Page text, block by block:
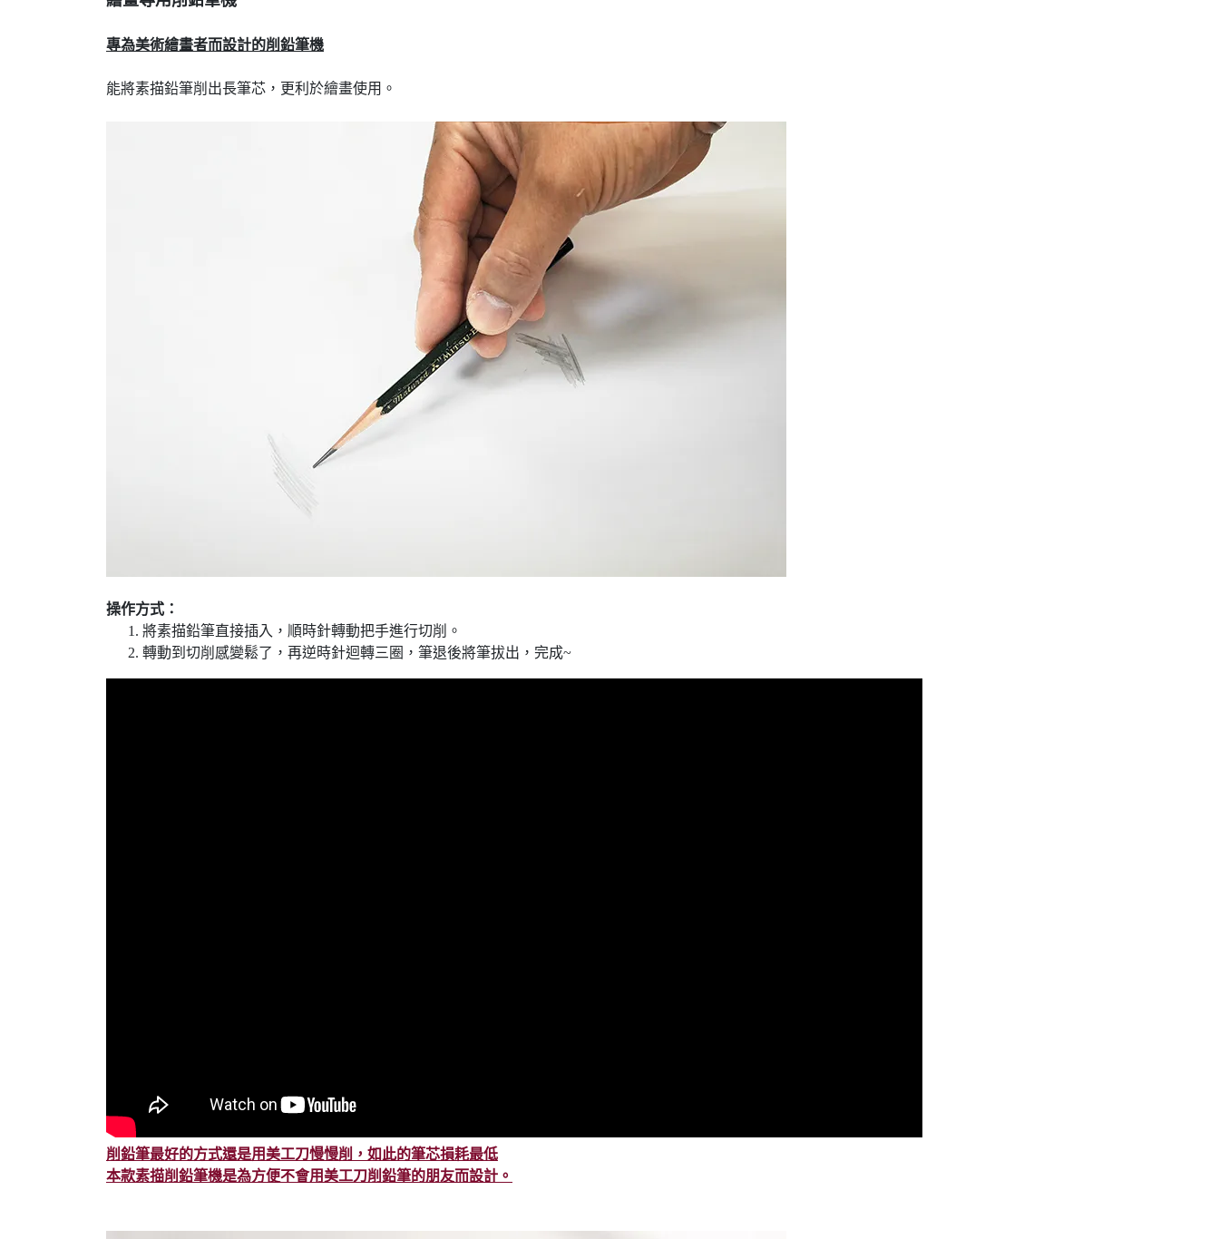
專為美術繪畫者而設計的削鉛筆機
能將素描鉛筆削出長筆芯，更利於繪畫使用。
操作方式：
將素描鉛筆直接插入，順時針轉動把手進行切削。
轉動到切削感變鬆了，再逆時針迴轉三圈，筆退後將筆拔出，完成~
削鉛筆最好的方式還是用美工刀慢慢削，如此的筆芯損耗最低
本款素描削鉛筆機是為方便不會用美工刀削鉛筆的朋友而設計。